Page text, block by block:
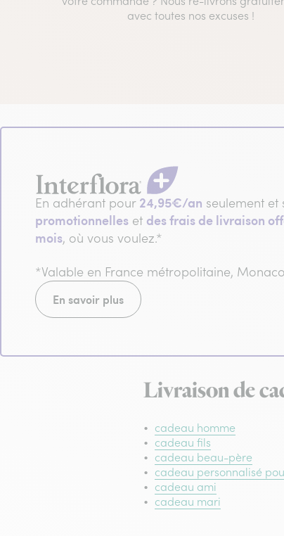
avec toutes nos excuses !
En adhérant pour 24,95€/an seulement et
promotionnelles et des frais de livraison
mois, où vous voulez.*
*Valable en France métropolitaine,
En savoir plus
Livraison de
cadeau homme
cadeau fils
cadeau beau-père
cadeau personnalisé
cadeau ami
cadeau mari